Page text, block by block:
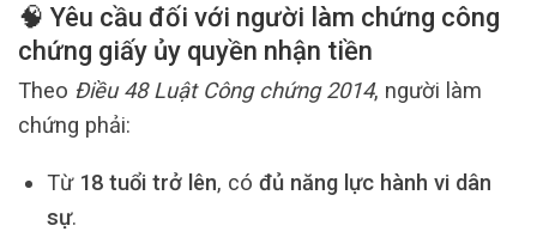
🧠 Yêu cầu đối với người làm chứng công
chứng giấy ủy quyền nhận tiền
Theo Điều 48 Luật Công chứng 2014, người làm
chứng phải:
Từ 18 tuổi trở lên, có đủ năng lực hành vi dân
sự.